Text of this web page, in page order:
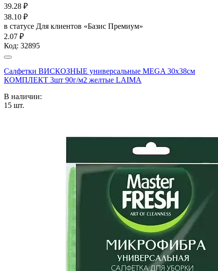
39.28 ₽
38.10 ₽
в статусе Для клиентов «Базис Премиум»
2.07 ₽
Код: 32895
Салфетки ВИСКОЗНЫЕ универсальные MEGA 30х38см
КОМПЛЕКТ 3шт 90г/м2 желтые LAIMA
В наличии:
15 шт.